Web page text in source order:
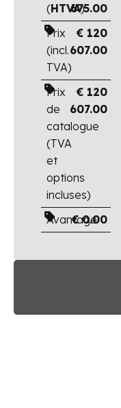
(HTVA)
675.00
Prix
(incl.
TVA)
€ 120
607.00
Prix
de
catalogue
(TVA
et
options
incluses)
€ 120
607.00
Avantage
€0.00